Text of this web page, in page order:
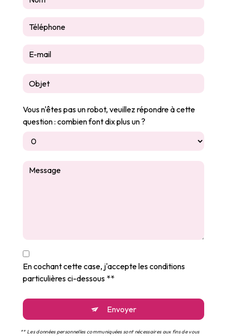
Vous n'êtes pas un robot, veuillez répondre à cette
question : combien font dix plus un ?
En cochant cette case, j'accepte les conditions
particulières ci-dessous **
Envoyer
** Les données personnelles communiquées sont nécessaires aux fins de vous